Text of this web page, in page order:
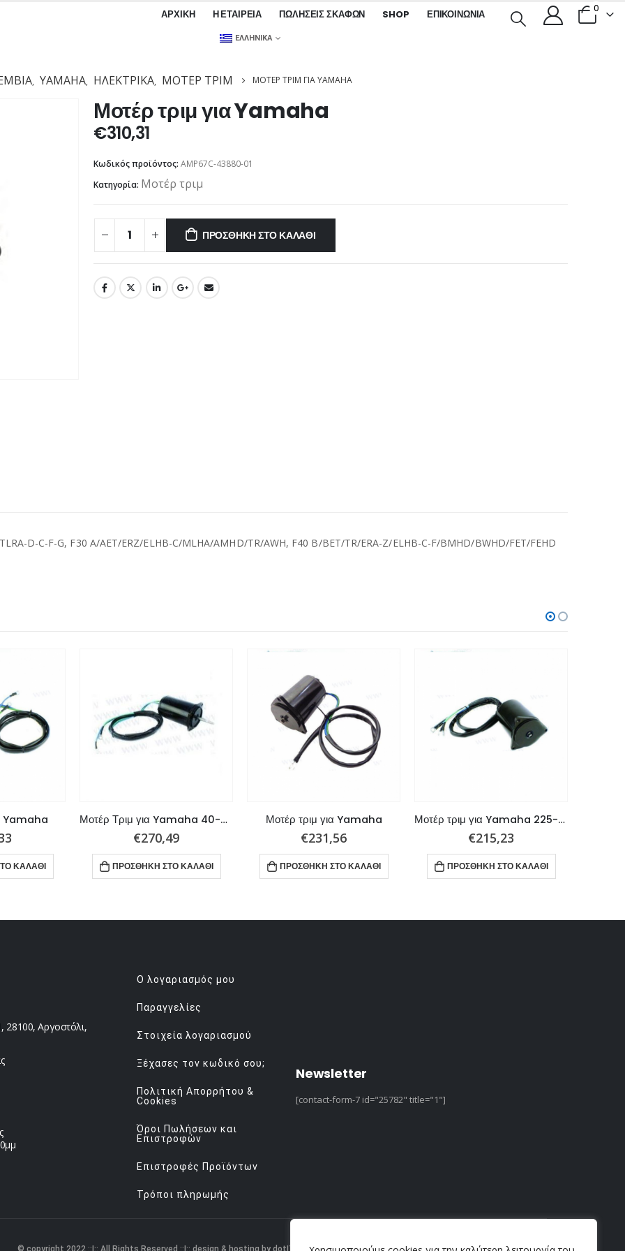
ΑΡΧΙΚΉ Η ΕΤΑΙΡΕΊΑ ΠΩΛΉΣΕΙΣ ΣΚΑΦΏΝ SHOP ΕΠΙΚΟΙΝΩΝΊΑ 0
ΕΛΛΗΝΙΚΆ
, YAMAHA, ΗΛΕΚΤΡΙΚΆ, ΜΟΤΈΡ ΤΡΙΜ ΜΟΤΈΡ ΤΡΙΜ ΓΙΑ YAMAHA
Μοτέρ τριμ για Yamaha
€310,31
Κωδικός προϊόντος: AMP67C-43880-01
Κατηγορία: Μοτέρ τριμ
ΠΡΟΣΘΉΚΗ ΣΤΟ ΚΑΛΆΘΙ
D-C-F-G, F30 A/AET/ERZ/ELHB-C/MLHA/AMHD/TR/AWH, F40 B/BET/TR/ERA-Z/ELHB-C-F/BMHD/BWHD/FET/FEHD
Yamaha
ΚΑΛΆΘΙ
Μοτέρ Τριμ για Yamaha 40-50HP
€270,49
ΠΡΟΣΘΉΚΗ ΣΤΟ ΚΑΛΆΘΙ
Μοτέρ τριμ για Yamaha
€231,56
ΠΡΟΣΘΉΚΗ ΣΤΟ ΚΑΛΆΘΙ
Μοτέρ τριμ για Yamaha 225-250hp
€215,23
ΠΡΟΣΘΉΚΗ ΣΤΟ ΚΑΛΆΘΙ
Αργοστόλι,
Ο λογαριασμός μου
Παραγγελίες
Στοιχεία λογαριασμού
Ξέχασες τον κωδικό σου;
Πολιτική Απορρήτου &
Cookies
Όροι Πωλήσεων και
Επιστροφών
Επιστροφές Προϊόντων
Τρόποι πληρωμής
Newsletter
[contact-form-7 id="25782" title="1"]
© copyright 2022 ::|:: All Rights Reserved ::|:: design & hosting by dotIT